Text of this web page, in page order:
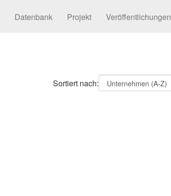
Datenbank Projekt Veröffentlichungen
Sortiert nach: